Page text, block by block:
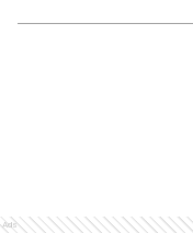
Ads